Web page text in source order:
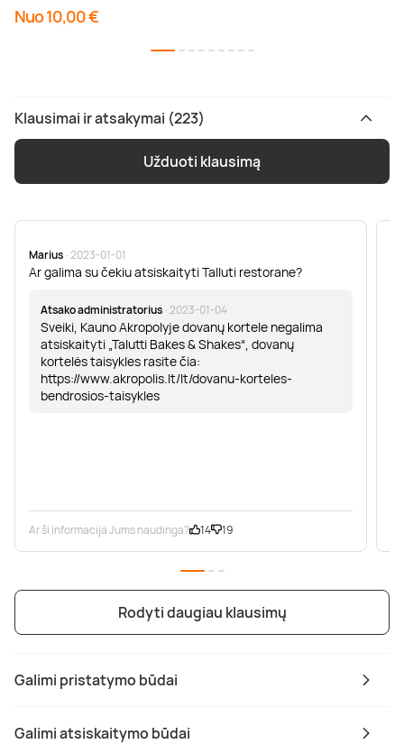
Galimi pristatymo būdai
Galimi atsiskaitymo būdai
Nuo 10,00 €
Klausimai ir atsakymai (223)
Užduoti klausimą
Marius · 2023-01-01
Ar galima su čekiu atsiskaityti Talluti restorane?
Atsako administratorius · 2023-01-04
Sveiki, Kauno Akropolyje dovanų kortele negalima
atsiskaityti „Talutti Bakes & Shakes“, dovanų
kortelės taisykles rasite čia:
https://www.akropolis.lt/lt/dovanu-korteles-
bendrosios-taisykles
Ar ši informacija Jums naudinga? 14 19
Rodyti daugiau klausimų